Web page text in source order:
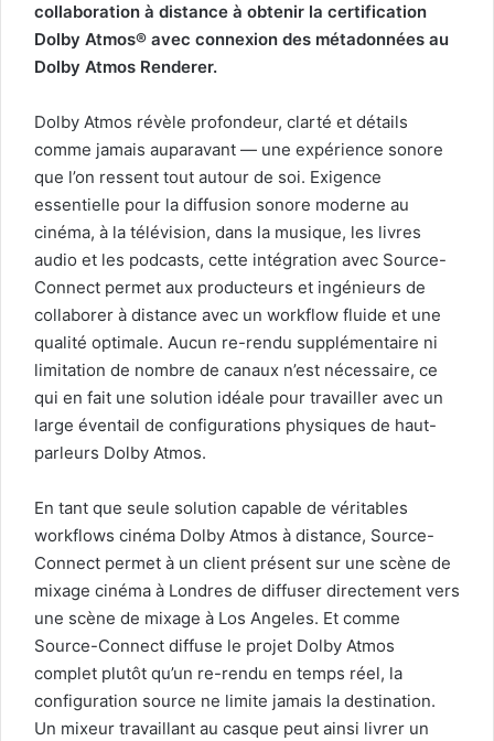
collaboration à distance à obtenir la certification
Dolby Atmos® avec connexion des métadonnées au
Dolby Atmos Renderer.
Dolby Atmos révèle profondeur, clarté et détails
comme jamais auparavant — une expérience sonore
que l’on ressent tout autour de soi. Exigence
essentielle pour la diffusion sonore moderne au
cinéma, à la télévision, dans la musique, les livres
audio et les podcasts, cette intégration avec Source-
Connect permet aux producteurs et ingénieurs de
collaborer à distance avec un workflow fluide et une
qualité optimale. Aucun re-rendu supplémentaire ni
limitation de nombre de canaux n’est nécessaire, ce
qui en fait une solution idéale pour travailler avec un
large éventail de configurations physiques de haut-
parleurs Dolby Atmos.
En tant que seule solution capable de véritables
workflows cinéma Dolby Atmos à distance, Source-
Connect permet à un client présent sur une scène de
mixage cinéma à Londres de diffuser directement vers
une scène de mixage à Los Angeles. Et comme
Source-Connect diffuse le projet Dolby Atmos
complet plutôt qu’un re-rendu en temps réel, la
configuration source ne limite jamais la destination.
Un mixeur travaillant au casque peut ainsi livrer un